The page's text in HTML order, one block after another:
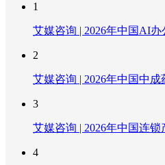
1
艾媒咨询 | 2026年中国AI
2
艾媒咨询 | 2026年中国中成
3
艾媒咨询 | 2026年中国连
4